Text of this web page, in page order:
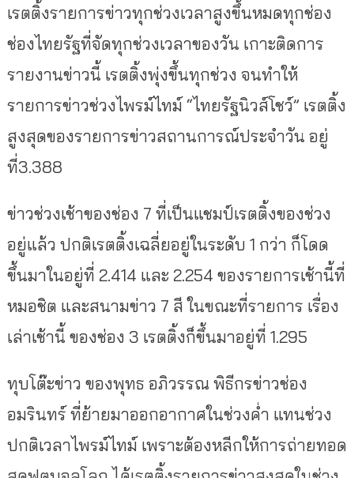
เรตติ้งรายการข่าวทุกช่วงเวลาสูงขึ้นหมดทุกช่อง
ช่องไทยรัฐที่จัดทุกช่วงเวลาของวัน เกาะติดการ
รายงานข่าวนี้ เรตติ้งพุ่งขึ้นทุกช่วง จนทำให้
รายการข่าวช่วงไพรม์ไทม์ “ไทยรัฐนิวส์โชว์” เรตติ้ง
สูงสุดของรายการข่าวสถานการณ์ประจำวัน อยู่
ที่3.388
ข่าวช่วงเช้าของช่อง 7 ที่เป็นแชมป์เรตติ้งของช่วง
อยู่แล้ว ปกติเรตติ้งเฉลี่ยอยู่ในระดับ 1 กว่า ก็โดด
ขึ้นมาในอยู่ที่ 2.414 และ 2.254 ของรายการเช้านี้ที่
หมอชิต และสนามข่าว 7 สี ในขณะที่รายการ เรื่อง
เล่าเช้านี้ ของช่อง 3 เรตติ้งก็ขึ้นมาอยู่ที่ 1.295
ทุบโต๊ะข่าว ของพุทธ อภิวรรณ พิธีกรข่าวช่อง
อมรินทร์ ที่ย้ายมาออกอากาศในช่วงค่ำ แทนช่วง
ปกติเวลาไพรม์ไทม์ เพราะต้องหลีกให้การถ่ายทอด